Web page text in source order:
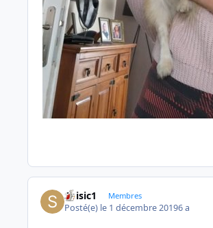
Soisic1 Membres
Posté(e) le 1 décembre 20196 a